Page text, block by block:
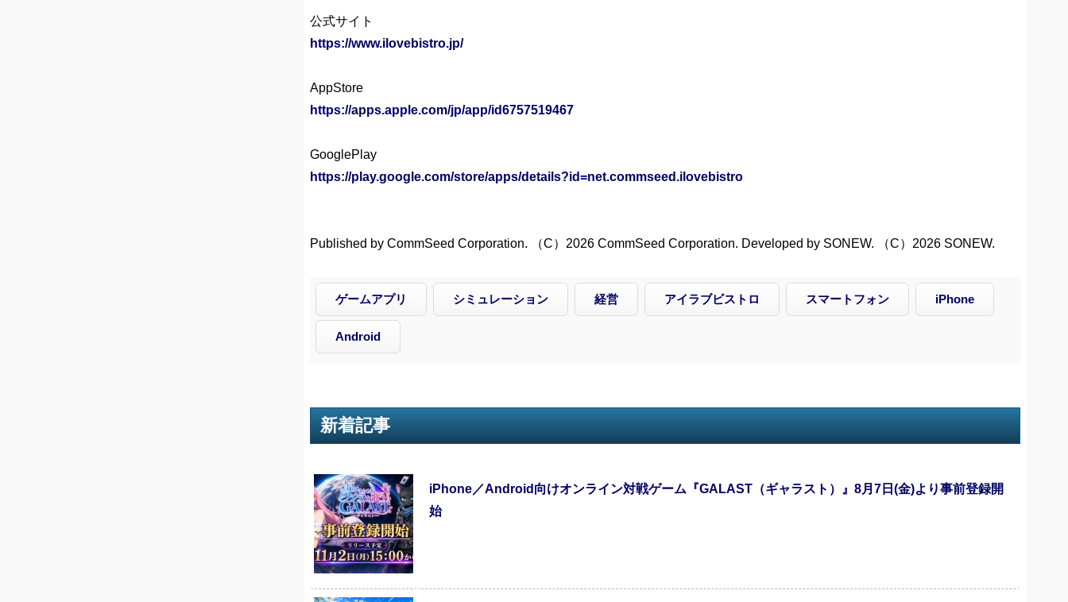
公式サイト
https://www.ilovebistro.jp/
AppStore
https://apps.apple.com/jp/app/id6757519467
GooglePlay
https://play.google.com/store/apps/details?id=net.commseed.ilovebistro
Published by CommSeed Corporation. （C）2026 CommSeed Corporation. Developed by SONEW. （C）2026 SONEW.
ゲームアプリ シミュレーション 経営 アイラブビストロ スマートフォン iPhone
Android
新着記事
iPhone／Android向けオンライン対戦ゲーム『GALAST（ギャラスト）』8月7日(金)より事前登録開
始